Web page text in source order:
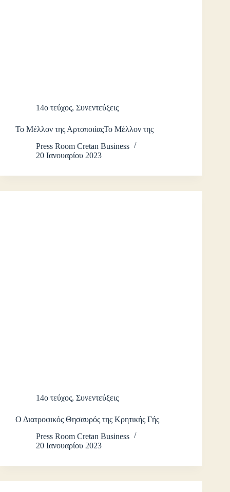
14ο τεύχος, Συνεντεύξεις
Το Μέλλον της ΑρτοποιίαςΤο Μέλλον της
Press Room Cretan Business
20 Ιανουαρίου 2023
14ο τεύχος, Συνεντεύξεις
Ο Διατροφικός Θησαυρός της Κρητικής Γής
Press Room Cretan Business
20 Ιανουαρίου 2023